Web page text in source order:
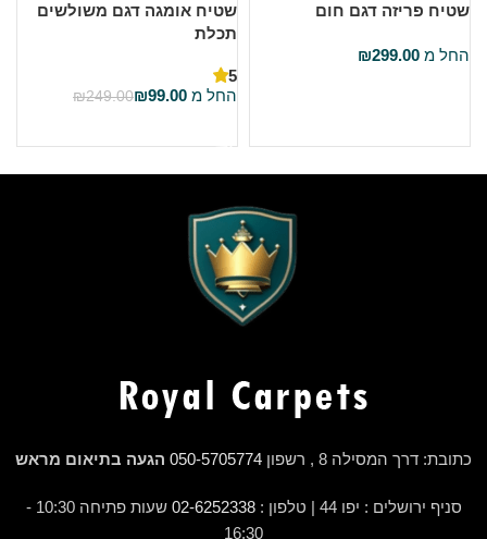
שטיח פריזה דגם חום
החל מ ₪299.00
שטיח אומגה דגם משולשים
תכלת
5
החל מ
₪99.00
₪249.00
כתובת: דרך המסילה 8 , רשפון 050-5705774 הגעה בתיאום מראש
סניף ירושלים : יפו 44 | טלפון : 02-6252338
שעות פתיחה 10:30 -
16:30